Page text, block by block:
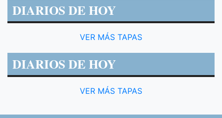
DIARIOS DE HOY
VER MÁS TAPAS
DIARIOS DE HOY
VER MÁS TAPAS